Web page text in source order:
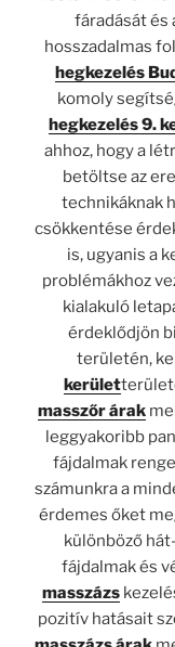
fáradását és
hosszadalmas
hegkezelés
komoly
hegkezelés 9.
ahhoz, hogy a
betöltse az
technikáknak
csökkentése
is, ugyanis a
problémákhoz
kialakuló
érdeklődjön
területén,
kerület
masszőr árak
leggyakoribb
fájdalmak
számunkra a
érdemes őket
különböző
fájdalmak és
masszázs
pozitív hatásait